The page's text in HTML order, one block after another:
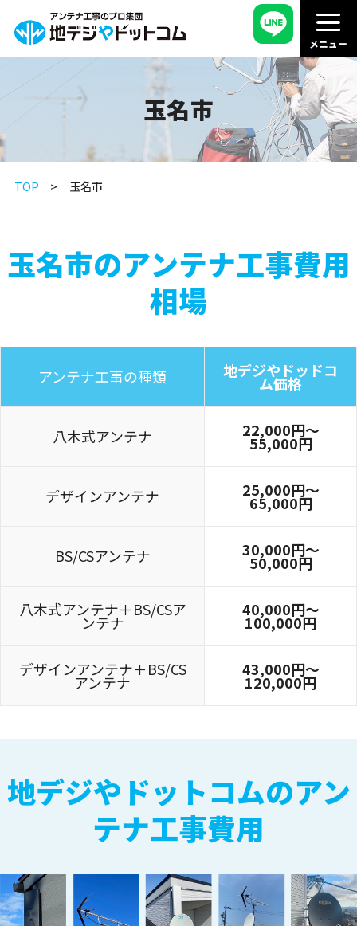
玉名市
TOP 玉名市
玉名市のアンテナ工事費用
相場
アンテナ工事の種類 地デジやドッドコ
ム価格
八木式アンテナ 22,000円〜
55,000円
デザインアンテナ 25,000円〜
65,000円
BS/CSアンテナ 30,000円～
50,000円
八木式アンテナ＋BS/CSア
ンテナ
40,000円～
100,000円
デザインアンテナ＋BS/CS
アンテナ
43,000円～
120,000円
地デジやドットコムのアン
テナ工事費用